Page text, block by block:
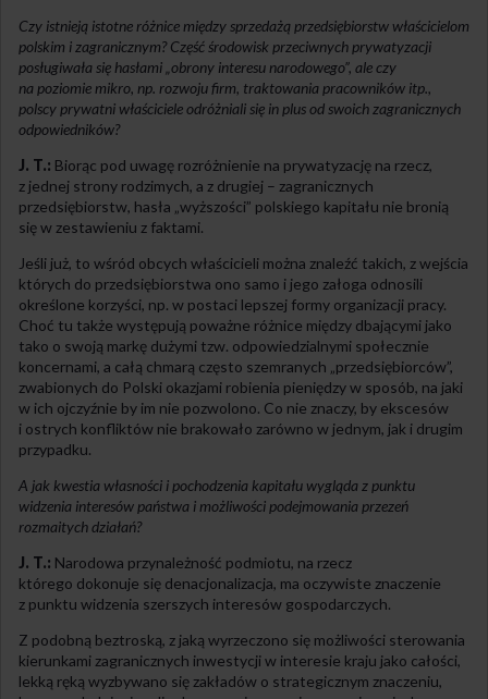
Czy istnieją istotne różnice między sprzedażą przedsiębiorstw właścicielom
polskim i zagranicznym? Część środowisk przeciwnych prywatyzacji
posługiwała się hasłami „obrony interesu narodowego”, ale czy
na poziomie mikro, np. rozwoju firm, traktowania pracowników itp.,
polscy prywatni właściciele odróżniali się in plus od swoich zagranicznych
odpowiedników?
J. T.: Biorąc pod uwagę rozróżnienie na prywatyzację na rzecz,
z jednej strony rodzimych, a z drugiej – zagranicznych
przedsiębiorstw, hasła „wyższości” polskiego kapitału nie bronią
się w zestawieniu z faktami.
Jeśli już, to wśród obcych właścicieli można znaleźć takich, z wejścia
których do przedsiębiorstwa ono samo i jego załoga odnosili
określone korzyści, np. w postaci lepszej formy organizacji pracy.
Choć tu także występują poważne różnice między dbającymi jako
tako o swoją markę dużymi tzw. odpowiedzialnymi społecznie
koncernami, a całą chmarą często szemranych „przedsiębiorców”,
zwabionych do Polski okazjami robienia pieniędzy w sposób, na jaki
w ich ojczyźnie by im nie pozwolono. Co nie znaczy, by ekscesów
i ostrych konfliktów nie brakowało zarówno w jednym, jak i drugim
przypadku.
A jak kwestia własności i pochodzenia kapitału wygląda z punktu
widzenia interesów państwa i możliwości podejmowania przezeń
rozmaitych działań?
J. T.: Narodowa przynależność podmiotu, na rzecz
którego dokonuje się denacjonalizacja, ma oczywiste znaczenie
z punktu widzenia szerszych interesów gospodarczych.
Z podobną beztroską, z jaką wyrzeczono się możliwości sterowania
kierunkami zagranicznych inwestycji w interesie kraju jako całości,
lekką ręką wyzbywano się zakładów o strategicznym znaczeniu,